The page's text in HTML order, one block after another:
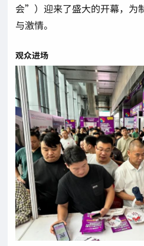
会”）迎来了盛大的开幕，为
与激情。
观众进场